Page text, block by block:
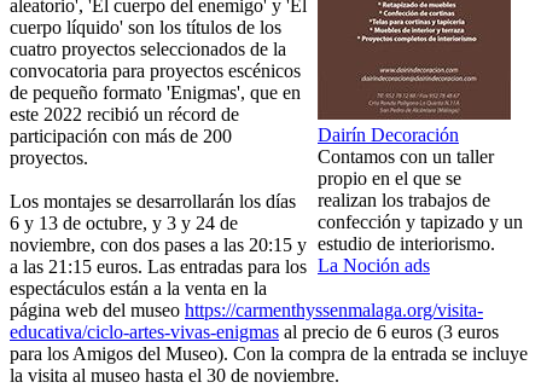
Dairín Decoración
Contamos con un taller
propio en el que se
realizan los trabajos de
confección y tapizado y un
estudio de interiorismo.
La Noción ads
aleatorio', 'El cuerpo del enemigo' y 'El
cuerpo líquido' son los títulos de los
cuatro proyectos seleccionados de la
convocatoria para proyectos escénicos
de pequeño formato 'Enigmas', que en
este 2022 recibió un récord de
participación con más de 200
proyectos.
Los montajes se desarrollarán los días
6 y 13 de octubre, y 3 y 24 de
noviembre, con dos pases a las 20:15 y
a las 21:15 euros. Las entradas para los
espectáculos están a la venta en la
página web del museo https://carmenthyssenmalaga.org/visita-
educativa/ciclo-artes-vivas-enigmas al precio de 6 euros (3 euros
para los Amigos del Museo). Con la compra de la entrada se incluye
la visita al museo hasta el 30 de noviembre.